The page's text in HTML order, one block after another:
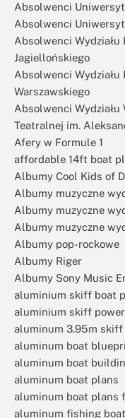
Absolwenci
Absolwenci
Absolwenci
Jagiellońskiego
Absolwenci
Warszawskiego
Absolwenci Wydziału
Teatralnej im.
Afery w Formule 1
affordable 14ft boat
Albumy Cool Kids of
Albumy muzyczne
Albumy muzyczne
Albumy muzyczne
Albumy pop-rockowe
Albumy Riger
Albumy Sony Music
aluminium skiff boat
aluminium skiff
aluminum 3.95m skiff
aluminum boat
aluminum boat
aluminum boat plans
aluminum boat plans
aluminum fishing